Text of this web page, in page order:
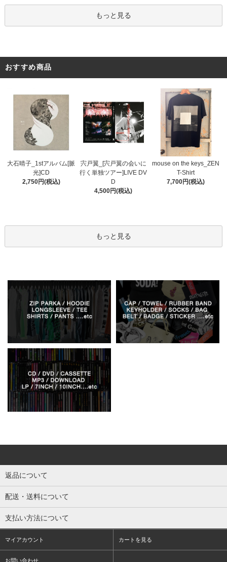
もっと見る
おすすめ商品
大石晴子_1stアルバム[脈
光]CD
2,750円(税込)
宍戸翼_[宍戸翼の会いに
行く単独ツアー]LIVE DV
D
4,500円(税込)
mouse on the keys_ZEN
T-Shirt
7,700円(税込)
もっと見る
返品について
配送・送料について
支払い方法について
マイアカウント カートを見る
お問い合わせ